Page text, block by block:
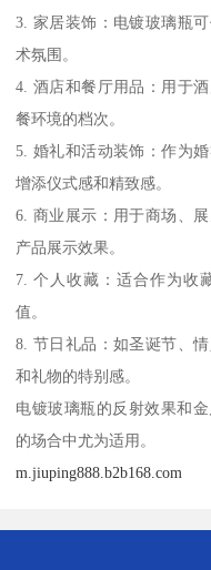
3. 家居装饰：电镀玻璃瓶
术氛围。
4. 酒店和餐厅用品：用于
餐环境的档次。
5. 婚礼和活动装饰：作为
增添仪式感和精致感。
6. 商业展示：用于商场、
产品展示效果。
7. 个人收藏：适合作为收
值。
8. 节日礼品：如圣诞节、
和礼物的特别感。
电镀玻璃瓶的反射效果和
的场合中尤为适用。
m.jiuping888.b2b168.com